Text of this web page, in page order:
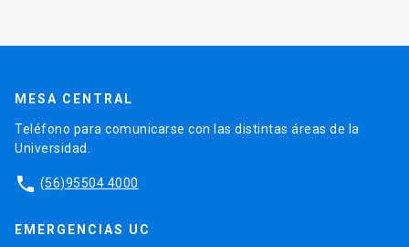
MESA CENTRAL
Teléfono para comunicarse con las distintas áreas de la
Universidad.
phone (56)95504 4000
EMERGENCIAS UC